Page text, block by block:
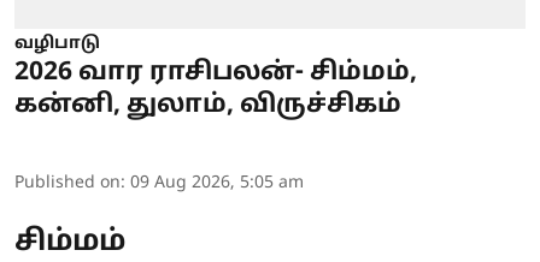
வழிபாடு
2026 வார ராசிபலன்- சிம்மம்,
கன்னி, துலாம், விருச்சிகம்
Published on: 09 Aug 2026, 5:05 am
சிம்மம்